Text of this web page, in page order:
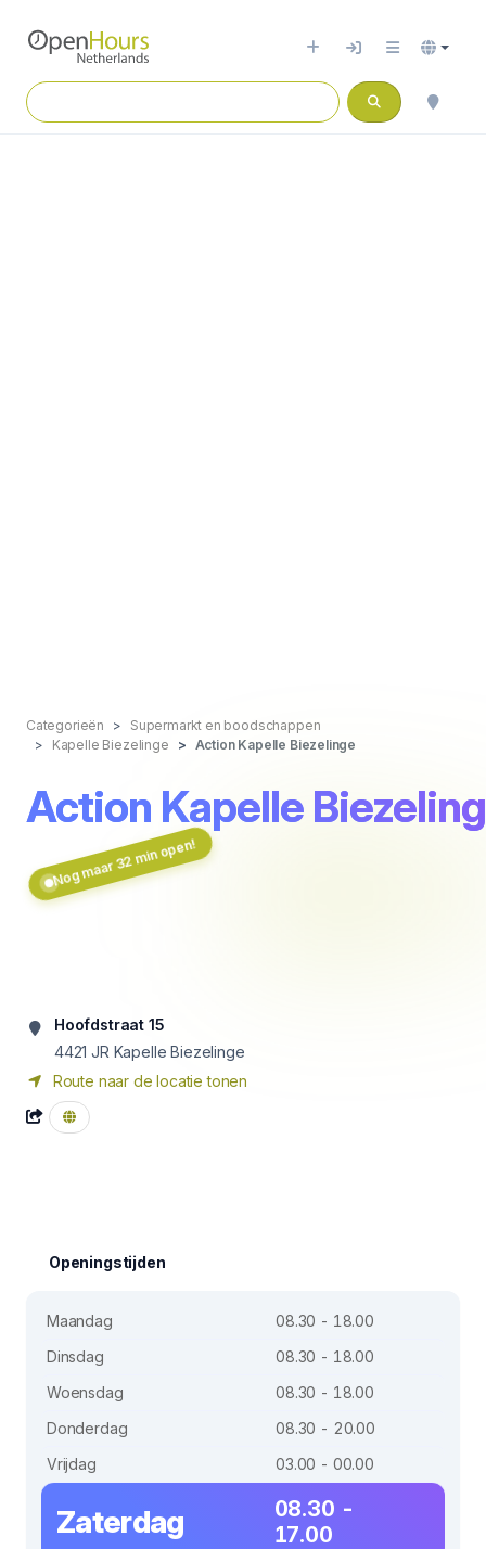
Categorieën
Supermarkt en boodschappen
Kapelle Biezelinge
Action Kapelle Biezelinge
Action Kapelle
Nog maar 32 min open!
Hoofdstraat 15
4421 JR Kapelle Biezelinge
Route naar de locatie tonen
Openingstijden
Maandag
08.30 - 18.00
Dinsdag
08.30 - 18.00
Woensdag
08.30 - 18.00
Donderdag
08.30 - 20.00
Vrijdag
03.00 - 00.00
Zaterdag
08.30 -
17.00